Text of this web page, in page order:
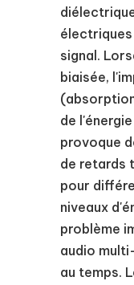
signal.
biaisée,
de
provoque
de retards
pour
niveaux
problème
audio
au temps.